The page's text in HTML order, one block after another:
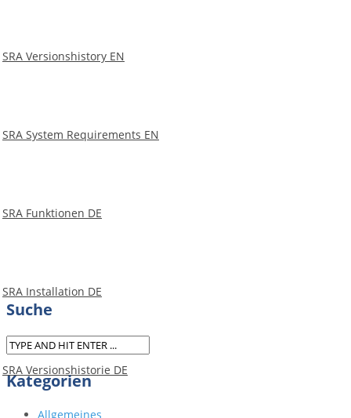
SRA Versionshistory EN
SRA System Requirements EN
SRA Funktionen DE
SRA Installation DE
SRA Versionshistorie DE
Suche
Kategorien
Allgemeines